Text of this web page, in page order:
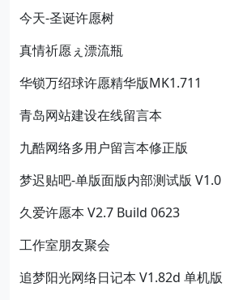
今天-圣诞许愿树
真情祈愿ぇ漂流瓶
华锁万绍球许愿精华版MK1.711
青岛网站建设在线留言本
九酷网络多用户留言本修正版
梦迟贴吧-单版面版内部测试版 V1.0
久爱许愿本 V2.7 Build 0623
工作室朋友聚会
追梦阳光网络日记本 V1.82d 单机版